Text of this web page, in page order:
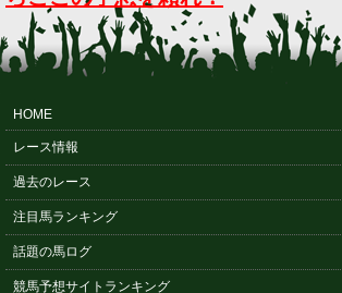
HOME
レース情報
過去のレース
注目馬ランキング
話題の馬ログ
競馬予想サイトランキング